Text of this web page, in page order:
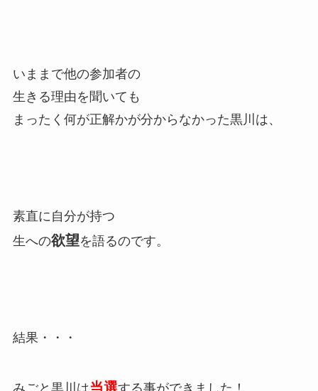
いままで他の参加者の
生きる理由を聞いても
まったく何が正解かが分からなかった黒川は、
素直に自分が持つ
生への欲望を語るのです。
結果・・・
当選